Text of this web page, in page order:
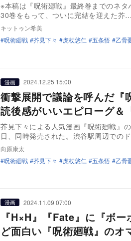
※本稿は『呪術廻戦』最終巻までのネ
30巻をもって、ついに完結を迎えた芥…
キットゥン希美
呪術廻戦
芥見下々 虎杖悠仁 五条悟 乙骨
漫画 2024.12.25 15:00
衝撃展開で議論を呼んだ
読後感がいいエピローグ＆
芥見下々による人気漫画『呪術廻戦』
日、同時発売された。渋谷駅周辺での
向原康太
呪術廻戦
芥見下々 虎杖悠仁 五条悟 乙骨
漫画 2024.11.09 07:00
『H×H』『Fate』に『ボ
ど面白い『呪術廻戦』のオ